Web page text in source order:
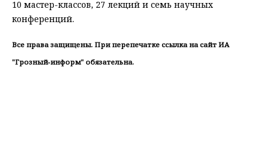
10 мастер-классов, 27 лекций и семь научных
конференций.
Все права защищены. При перепечатке ссылка на сайт ИА
"Грозный-информ" обязательна.